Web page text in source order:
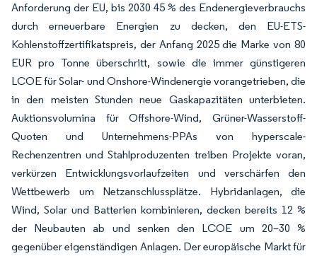
Anforderung der EU, bis 2030 45 % des Endenergieverbrauchs
durch erneuerbare Energien zu decken, den EU-ETS-
Kohlenstoffzertifikatspreis, der Anfang 2025 die Marke von 80
EUR pro Tonne überschritt, sowie die immer günstigeren
LCOE für Solar- und Onshore-Windenergie vorangetrieben, die
in den meisten Stunden neue Gaskapazitäten unterbieten.
Auktionsvolumina für Offshore-Wind, Grüner-Wasserstoff-
Quoten und Unternehmens-PPAs von hyperscale-
Rechenzentren und Stahlproduzenten treiben Projekte voran,
verkürzen Entwicklungsvorlaufzeiten und verschärfen den
Wettbewerb um Netzanschlussplätze. Hybridanlagen, die
Wind, Solar und Batterien kombinieren, decken bereits 12 %
der Neubauten ab und senken den LCOE um 20–30 %
gegenüber eigenständigen Anlagen. Der europäische Markt für